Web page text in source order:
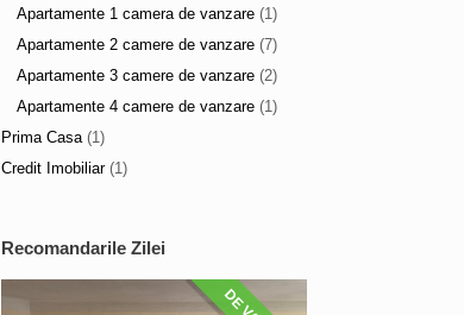
Apartamente 1 camera de vanzare (1)
Apartamente 2 camere de vanzare (7)
Apartamente 3 camere de vanzare (2)
Apartamente 4 camere de vanzare (1)
Prima Casa(1)
Credit Imobiliar(1)
Recomandarile Zilei